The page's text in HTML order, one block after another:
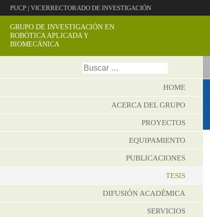
PUCP | VICERRECTORADO DE INVESTIGACIÓN
GRUPO DE INVESTIGACIÓN EN
ROBÓTICA APLICADA Y
BIOMECÁNICA
Buscar:
HOME
ACERCA DEL GRUPO
PROYECTOS
EQUIPAMIENTO
PUBLICACIONES
TESIS
DIFUSIÓN ACADÉMICA
SERVICIOS